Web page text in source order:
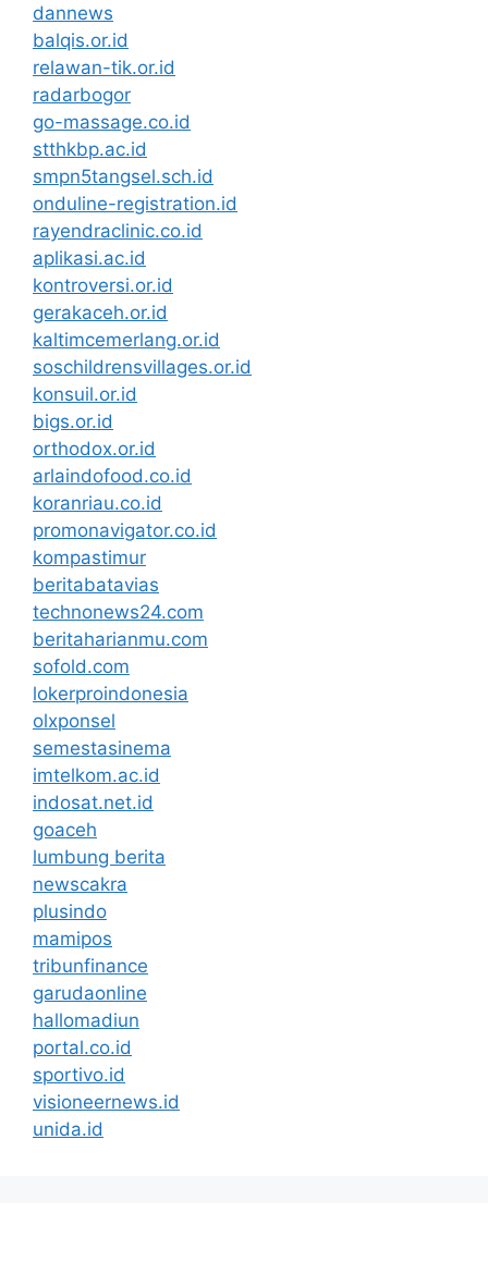
dannews
balqis.or.id
relawan-tik.or.id
radarbogor
go-massage.co.id
stthkbp.ac.id
smpn5tangsel.sch.id
onduline-registration.id
rayendraclinic.co.id
aplikasi.ac.id
kontroversi.or.id
gerakaceh.or.id
kaltimcemerlang.or.id
soschildrensvillages.or.id
konsuil.or.id
bigs.or.id
orthodox.or.id
arlaindofood.co.id
koranriau.co.id
promonavigator.co.id
kompastimur
beritabatavias
technonews24.com
beritaharianmu.com
sofold.com
lokerproindonesia
olxponsel
semestasinema
imtelkom.ac.id
indosat.net.id
goaceh
lumbung berita
newscakra
plusindo
mamipos
tribunfinance
garudaonline
hallomadiun
portal.co.id
sportivo.id
visioneernews.id
unida.id